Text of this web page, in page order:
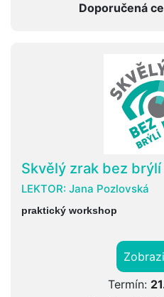
Doporučená
Skvělý zrak bez brýlí
LEKTOR: Jana Pozlovská
praktický workshop
Termín: